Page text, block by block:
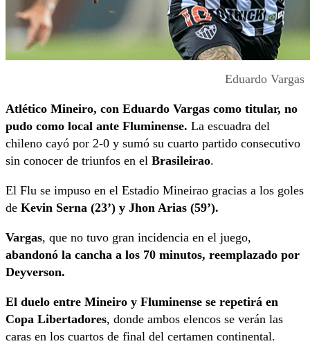
Eduardo Vargas
Atlético Mineiro, con Eduardo Vargas como titular, no
pudo como local ante Fluminense. La escuadra del
chileno cayó por 2-0 y sumó su cuarto partido consecutivo
sin conocer de triunfos en el Brasileirao.
El Flu se impuso en el Estadio Mineirao gracias a los goles
de Kevin Serna (23’) y Jhon Arias (59’).
Vargas, que no tuvo gran incidencia en el juego,
abandonó la cancha a los 70 minutos, reemplazado por
Deyverson.
El duelo entre Mineiro y Fluminense se repetirá en
Copa Libertadores, donde ambos elencos se verán las
caras en los cuartos de final del certamen continental.